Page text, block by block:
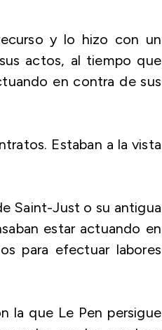
y lo hizo con un
actos, al tiempo que
en contra de sus
Estaban a la vista
Saint-Just o su antigua
estar actuando en
para efectuar labores
la que Le Pen persigue